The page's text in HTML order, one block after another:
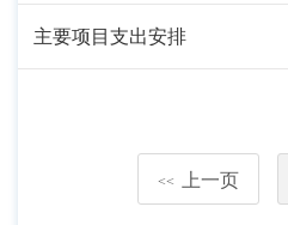
主要项目支出安排
<< 上一页